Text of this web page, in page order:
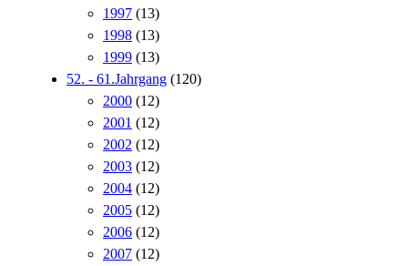
1997 (13)
1998 (13)
1999 (13)
52. - 61.Jahrgang (120)
2000 (12)
2001 (12)
2002 (12)
2003 (12)
2004 (12)
2005 (12)
2006 (12)
2007 (12)